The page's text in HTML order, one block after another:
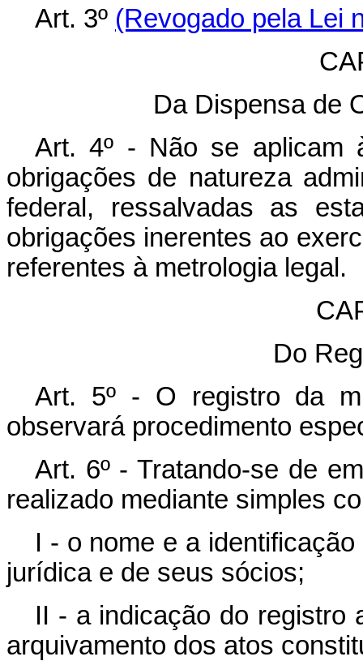
Art. 3º (Revogado pela Lei
Da Dispensa de
Art. 4º - Não se aplicam
obrigações de natureza
federal, ressalvadas as
obrigações inerentes ao
referentes à metrologia legal.
Do
Art. 5º - O registro da
observará procedimento
Art. 6º - Tratando-se de
realizado mediante simples
I - o nome e a
jurídica e de seus sócios;
II - a indicação do registro
arquivamento dos atos